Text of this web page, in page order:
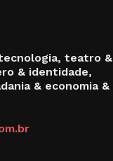
teatro &
& identidade,
& economia &